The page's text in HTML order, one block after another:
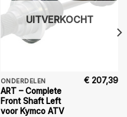
UITVERKOCHT
ONDERDELEN
ART – Complete
Front Shaft Left
voor Kymco ATV
€ 207,39